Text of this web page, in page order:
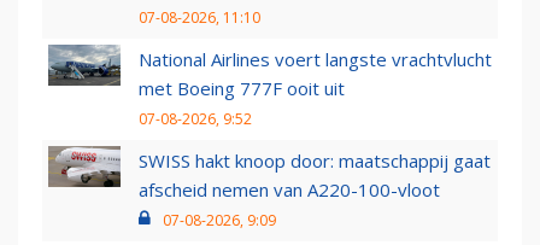
07-08-2026, 11:10
National Airlines voert langste vrachtvlucht
met Boeing 777F ooit uit
07-08-2026, 9:52
SWISS hakt knoop door: maatschappij gaat
afscheid nemen van A220-100-vloot
07-08-2026, 9:09